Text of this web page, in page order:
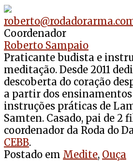
Coordenador
Roberto Sampaio
Praticante budista e
meditação. Desde 2011
descoberta do coração
a partir dos ensinamentos
instruções práticas de
Samten. Casado, pai de 2
coordenador da Roda do
CEBB.
Postado em Medite, Ouça